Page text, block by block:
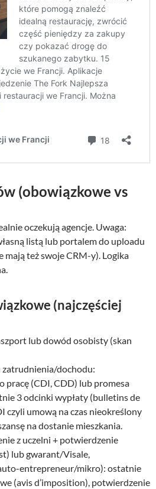
(obowiązkowe vs
oczekują agencje. Uwaga:
listą lub portalem do uploadu
mają też swoje CRM-y). Logika
(najczęściej
lub dowód osobisty (skan
dochodu:
pracę (CDI, CDD) lub promesa
3 odcinki wypłaty (bulletins de
czyli umową na czas nieokreślony
na dostanie mieszkania.
z uczelni + potwierdzenie
lub gwarant/Visale,
entrepreneur/mikro): ostatnie
(avis d’imposition), potwierdzenie